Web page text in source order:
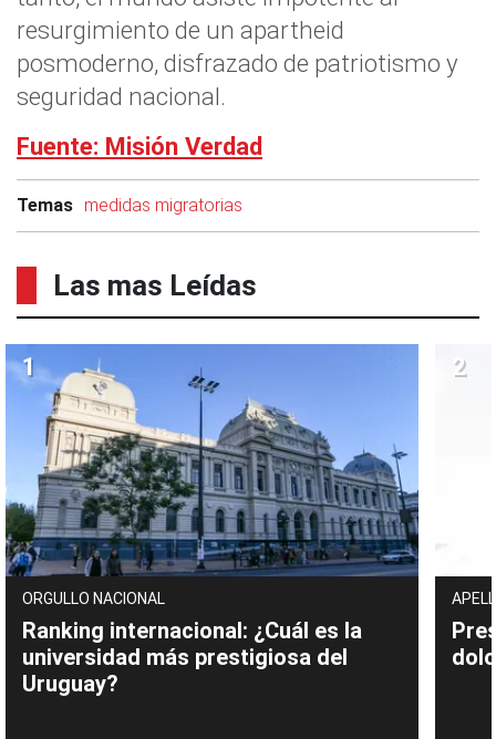
resurgimiento de un apartheid
posmoderno, disfrazado de patriotismo y
seguridad nacional.
Fuente: Misión Verdad
Temas medidas migratorias
Las mas Leídas
ORGULLO NACIONAL
Ranking internacional: ¿Cuál es la
universidad más prestigiosa del
Uruguay?